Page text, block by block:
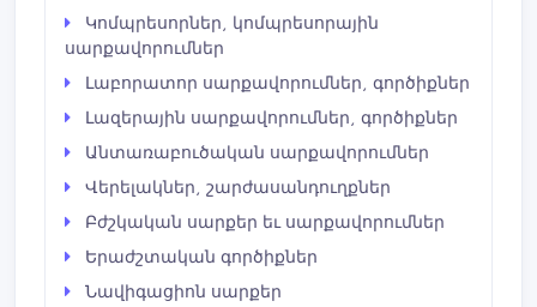
Կոմպրեսորներ, կոմպրեսորային
սարքավորումներ
Լաբորատոր սարքավորումներ, գործիքներ
Լազերային սարքավորումներ, գործիքներ
Անտառաբուծական սարքավորումներ
Վերելակներ, շարժասանդուղքներ
Բժշկական սարքեր եւ սարքավորումներ
Երաժշտական գործիքներ
Նավիգացիոն սարքեր